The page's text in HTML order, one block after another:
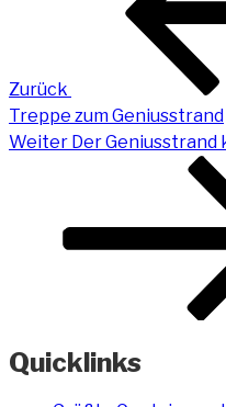
Zurück
Treppe zum Geniusstrand
Nächster
Weiter Der Geniusstrand
Quicklinks